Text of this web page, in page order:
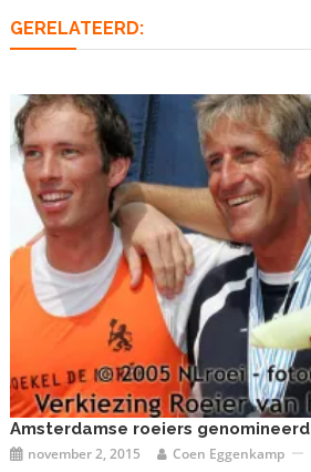
GERELATEERD:
Amsterdamse roeiers genomineerd
november 2, 2015 Coen Eggenkamp